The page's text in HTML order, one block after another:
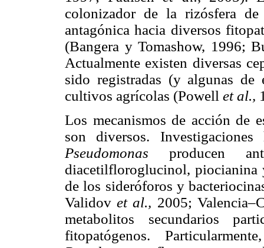
colonizador de la rizósfera de
antagónica hacia diversos
(Bangera y Tomashow, 1996;
Actualmente existen diversas
sido registradas (y algunas de
cultivos agrícolas (Powell et al.,
Los mecanismos de acción de
son diversos.
Pseudomonas producen
diacetilfloroglucinol, piocianina
de los sideróforos y
Validovet al., 2005;
metabolitos secundarios
fitopatógenos.